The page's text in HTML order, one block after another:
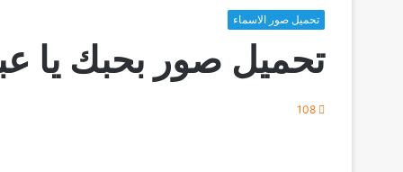
تحميل صور الاسماء
تحميل صور بحبك يا
108